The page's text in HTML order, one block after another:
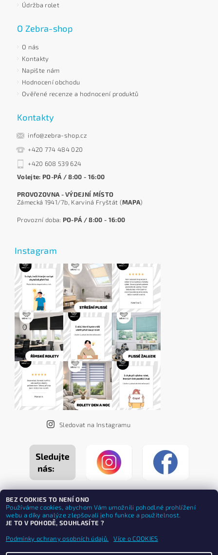
Údržba rolet
O Zebra-shop
O nás
Kontakty
Napište nám
Hodnocení obchodu
Ověřené recenze a hodnocení produktů
Kontakty
info@zebra-shop.cz
+420 774 484 020
+420 608 539 624
Volejte: PO-PÁ / 8:00 - 16:00
PROVOZOVNA - VÝDEJNÍ MÍSTO
Zámecká 1941/7b, Karviná Fryštát (MAPA)
Provozní doba: PO-PÁ / 8:00 - 16:00
Instagram
Sledovat na Instagramu
BEZ COOKIES TO NENÍ ONO
Používáme cookies, abychom Vám umožnili pohodlné prohlížení
webu a díky analýze zlepšovali jeho funkce a použitelnost.
JE TO V POHODĚ, SOUHLASÍTE ?
Podmínky ochrany osobních údajů.
Více o COOKIES